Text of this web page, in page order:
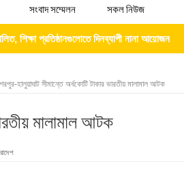
সংবাদ সম্মেলন সকল নিউজ
শুভ উদ্বোধন
মাটি হারিয়ে দিশেহারা মানুষ
হালুয়াঘাট সীমান্তে অর্ধকোটি টাকার ভারতীয় মালামাল আটক
মালামাল আটক